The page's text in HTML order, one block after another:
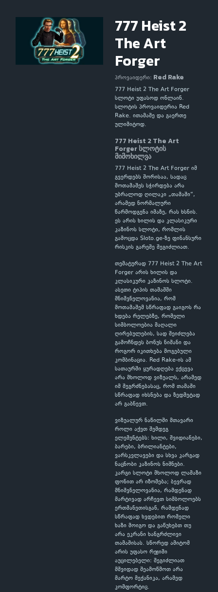
777 Heist 2
The Art
Forger
პროვაიდერი: Red Rake
777 Heist 2 The Art Forger
სლოტი უფასოდ ონლაინ.
სლოტის პროვაიდერია Red
Rake. ითამაშე და გაერთე
ულიმიტოდ.
777 Heist 2 The Art
Forger სლოტის
მიმოხილვა
777 Heist 2 The Art Forger იმ
გვერდებს შორისაა, სადაც
მოთამაშეს სჭირდება არა
უბრალოდ ღილაკი „თამაში“,
არამედ ნორმალური
წარმოდგენა იმაზე, რას ხსნის.
ეს არის ხილის და კლასიკური
კაზინოს სლოტი, რომლის
გამოცდა Sloto.ge-ზე ფინანსური
რისკის გარეშე შეგიძლიათ.
თემატურად 777 Heist 2 The Art
Forger არის ხილის და
კლასიკური კაზინოს სლოტი.
ასეთი ტიპის თამაშში
მნიშვნელოვანია, რომ
მოთამაშემ სწრაფად გაიგოს რა
ხდება რელებზე, რომელი
სიმბოლოებია მაღალი
ღირებულების, სად შეიძლება
გამოჩნდეს ბონუს ნიშანი და
როგორ იკითხება მოგებული
კომბინაცია. Red Rake-ის ამ
სათაურში ყურადღება ექცევა
არა მხოლოდ ვიზუალს, არამედ
იმ შეგრძნებასაც, რომ თამაში
სწრაფად იხსნება და ზედმეტად
არ გაბნევთ.
ვიზუალურ ნაწილში მთავარი
როლი აქვთ შემდეგ
ელემენტებს: ხილი, შვიდიანები,
ბარები, ბრილიანტები,
ვარსკვლავები და სხვა კარგად
ნაცნობი კაზინოს ნიშნები.
კარგი სლოტი მხოლოდ ლამაზი
ფონით არ იზომება; ბევრად
მნიშვნელოვანია, რამდენად
მარტივად არჩევთ სიმბოლოებს
ერთმანეთისგან, რამდენად
სწრაფად ხვდებით რომელი
ხაზი მოიგო და გაწუხებთ თუ
არა ეკრანი ხანგრძლივი
თამაშისას. სწორედ ამიტომ
არის უფასო რეჟიმი
აუცილებელი: შეგიძლიათ
მშვიდად შეამოწმოთ არა
მარტო მექანიკა, არამედ
კომფორტიც.